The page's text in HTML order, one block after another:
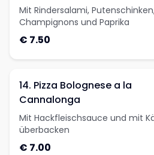
Mit Rindersalami,
Champignons und Paprika
€ 7.50
14. Pizza Bolognese a la
Cannalonga
Mit Hackfleischsauce und mit
überbacken
€ 7.00